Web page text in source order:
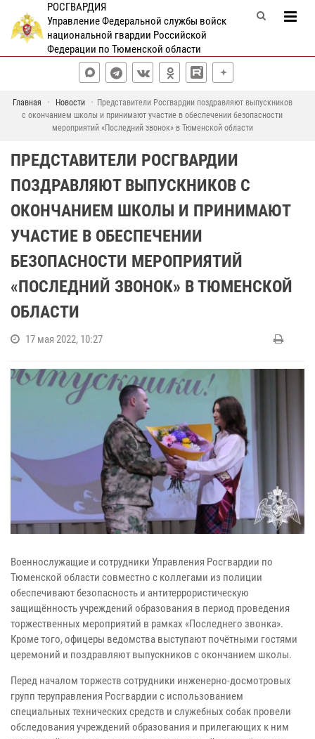
РОСГВАРДИЯ
Управление Федеральной службы войск
национальной гвардии Российской
Федерации по Тюменской области
Главная Новости
Представители Росгвардии поздравляют выпускников
с окончанием школы и принимают участие в обеспечении безопасности
мероприятий «Последний звонок» в Тюменской области
ПРЕДСТАВИТЕЛИ РОСГВАРДИИ
ПОЗДРАВЛЯЮТ ВЫПУСКНИКОВ С
ОКОНЧАНИЕМ ШКОЛЫ И ПРИНИМАЮТ
УЧАСТИЕ В ОБЕСПЕЧЕНИИ
БЕЗОПАСНОСТИ МЕРОПРИЯТИЙ
«ПОСЛЕДНИЙ ЗВОНОК» В ТЮМЕНСКОЙ
ОБЛАСТИ
17 мая 2022, 10:27
Военнослужащие и сотрудники Управления Росгвардии по
Тюменской области совместно с коллегами из полиции
обеспечивают безопасность и антитеррористическую
защищённость учреждений образования в период проведения
торжественных мероприятий в рамках «Последнего звонка».
Кроме того, офицеры ведомства выступают почётными гостями
церемоний и поздравляют выпускников с окончанием школы.
Перед началом торжеств сотрудники инженерно-досмотровых
групп теруправления Росгвардии с использованием
специальных технических средств и служебных собак провели
обследования учреждений образования и прилегающих к ним